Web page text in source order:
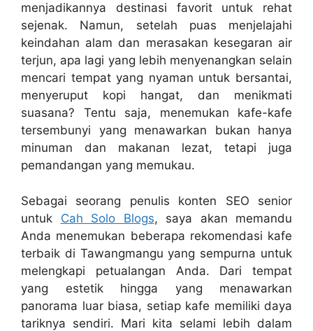
menjadikannya destinasi favorit untuk rehat
sejenak. Namun, setelah puas menjelajahi
keindahan alam dan merasakan kesegaran air
terjun, apa lagi yang lebih menyenangkan selain
mencari tempat yang nyaman untuk bersantai,
menyeruput kopi hangat, dan menikmati
suasana? Tentu saja, menemukan kafe-kafe
tersembunyi yang menawarkan bukan hanya
minuman dan makanan lezat, tetapi juga
pemandangan yang memukau.
Sebagai seorang penulis konten SEO senior
untuk Cah Solo Blogs, saya akan memandu
Anda menemukan beberapa rekomendasi kafe
terbaik di Tawangmangu yang sempurna untuk
melengkapi petualangan Anda. Dari tempat
yang estetik hingga yang menawarkan
panorama luar biasa, setiap kafe memiliki daya
tariknya sendiri. Mari kita selami lebih dalam